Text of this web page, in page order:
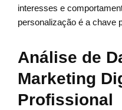
interesses e
personalização é a chave
Análise de
Marketing
Profissional